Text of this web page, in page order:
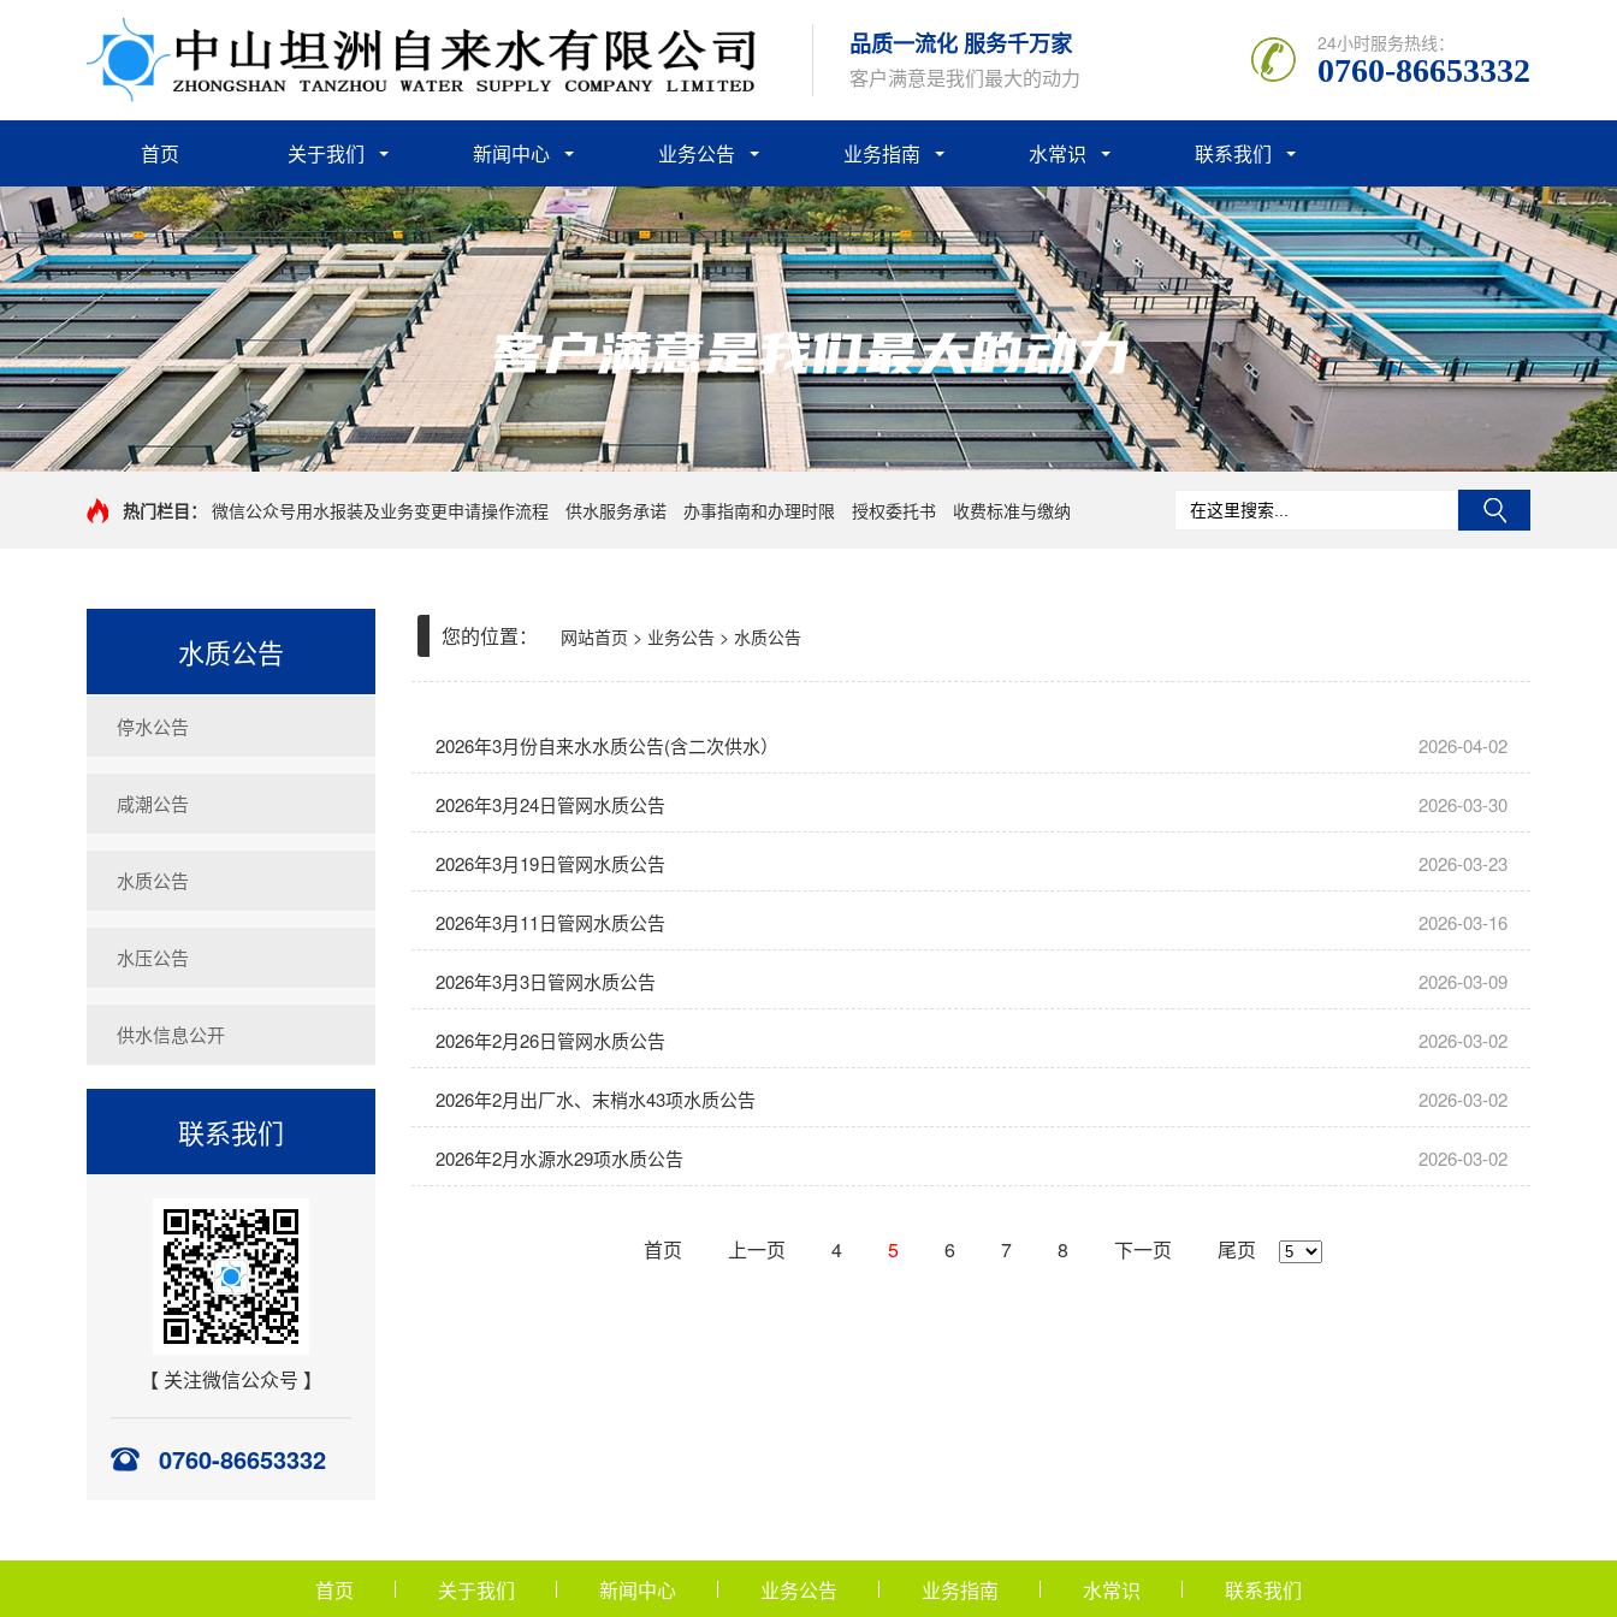
品质一流化 服务千万家
客户满意是我们最大的动力
24小时服务热线：
0760-86653332
首页 关于我们 新闻中心 业务公告 业务指南 水常识 联系我们
热门栏目： 微信公众号用水报装及业务变更申请操作流程 供水服务承诺 办事指南和办理时限 授权委托书 收费标准与缴纳
水质公告
停水公告
咸潮公告
水质公告
水压公告
供水信息公开
联系我们
【 关注微信公众号 】
0760-86653332
您的位置： 网站首页 > 业务公告 > 水质公告
2026-04-02
2026年3月份自来水水质公告(含二次供水）
2026-03-30
2026年3月24日管网水质公告
2026-03-23
2026年3月19日管网水质公告
2026-03-16
2026年3月11日管网水质公告
2026-03-09
2026年3月3日管网水质公告
2026-03-02
2026年2月26日管网水质公告
2026-03-02
2026年2月出厂水、末梢水43项水质公告
2026-03-02
2026年2月水源水29项水质公告
首页 上一页 4 5 6 7 8 下一页 尾页
首页 关于我们 新闻中心 业务公告 业务指南 水常识 联系我们